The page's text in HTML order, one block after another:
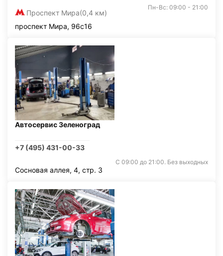
Проспект Мира(0,4 км)
Пн-Вс: 09:00 - 21:00
проспект Мира, 96с16
Автосервис Зеленоград
+7 (495) 431-00-33
С 09:00 до 21:00. Без выходных
Сосновая аллея, 4, стр. 3